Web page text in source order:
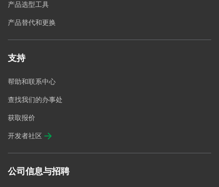
产品选型工具
产品替代和更换
支持
帮助和联系中心
查找我们的办事处
获取报价
开发者社区
公司信息与招聘